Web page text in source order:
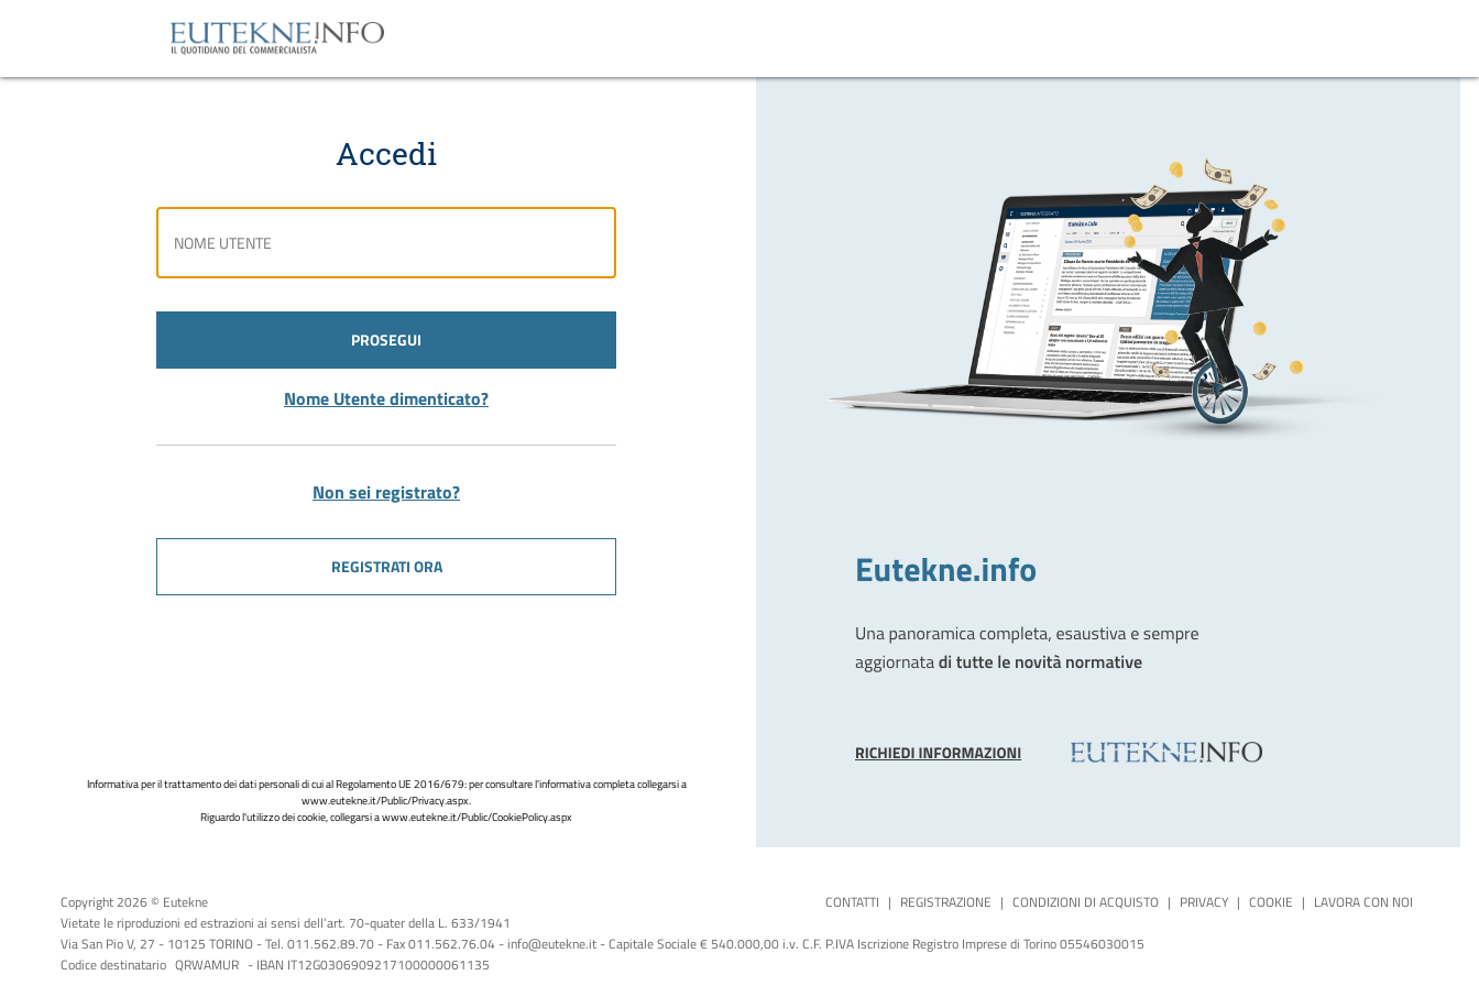
Accedi
PROSEGUI
Nome Utente dimenticato?
Non sei registrato?
REGISTRATI ORA
Informativa per il trattamento dei dati personali di cui al Regolamento UE 2016/679: per consultare l'informativa completa collegarsi a
www.eutekne.it/Public/Privacy.aspx.
Riguardo l'utilizzo dei cookie, collegarsi awww.eutekne.it/Public/CookiePolicy.aspx
Copyright 2026 © Eutekne
Vietate le riproduzioni ed estrazioni ai sensi dell’art. 70-quater della L. 633/1941
CONTATTI | REGISTRAZIONE | CONDIZIONI DI ACQUISTO | PRIVACY | COOKIE | LAVORA CON NOI
Via San Pio V, 27 - 10125 TORINO - Tel. 011.562.89.70 - Fax 011.562.76.04 - info@eutekne.it - Capitale Sociale € 540.000,00 i.v. C.F. P.IVA Iscrizione Registro Imprese di Torino 05546030015
Codice destinatario QRWAMUR - IBAN IT12G0306909217100000061135